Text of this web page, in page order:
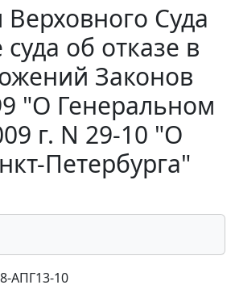
Суда
об отказе в
Законов
"О Генеральном
г. N 29-10 "О
Петербурга"
АПГ13-10